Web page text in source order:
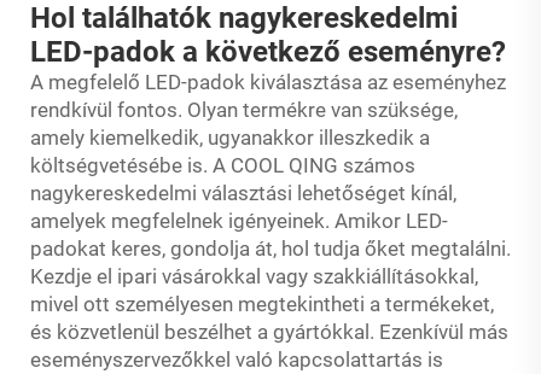
Hol találhatók nagykereskedelmi
LED-padok a következő eseményre?
A megfelelő LED-padok kiválasztása az eseményhez
rendkívül fontos. Olyan termékre van szüksége,
amely kiemelkedik, ugyanakkor illeszkedik a
költségvetésébe is. A COOL QING számos
nagykereskedelmi választási lehetőséget kínál,
amelyek megfelelnek igényeinek. Amikor LED-
padokat keres, gondolja át, hol tudja őket megtalálni.
Kezdje el ipari vásárokkal vagy szakkiállításokkal,
mivel ott személyesen megtekintheti a termékeket,
és közvetlenül beszélhet a gyártókkal. Ezenkívül más
eseményszervezőkkel való kapcsolattartás is